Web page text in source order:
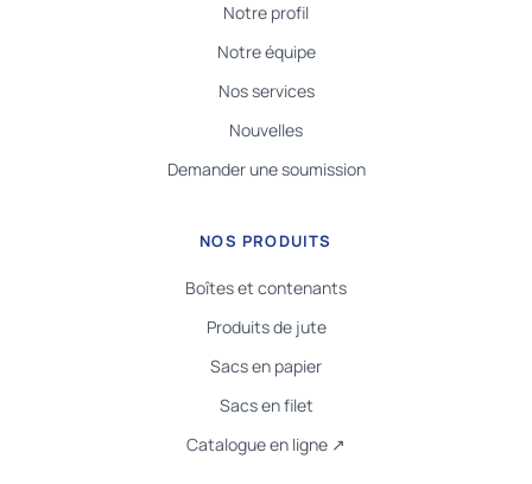
Notre profil
Notre équipe
Nos services
Nouvelles
Demander une soumission
NOS PRODUITS
Boîtes et contenants
Produits de jute
Sacs en papier
Sacs en filet
Catalogue en ligne ↗